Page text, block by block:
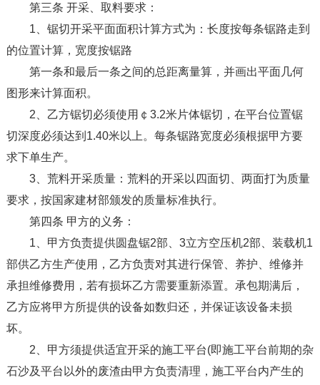
第三条 开采、取料要求：
1、锯切开采平面面积计算方式为：长度按每条锯路走到
的位置计算，宽度按锯路
第一条和最后一条之间的总距离量算，并画出平面几何
图形来计算面积。
2、乙方锯切必须使用￠3.2米片体锯切，在平台位置锯
切深度必须达到1.40米以上。每条锯路宽度必须根据甲方要
求下单生产。
3、荒料开采质量：荒料的开采以四面切、两面打为质量
要求，按国家建材部颁发的质量标准执行。
第四条 甲方的义务：
1、甲方负责提供圆盘锯2部、3立方空压机2部、装载机1
部供乙方生产使用，乙方负责对其进行保管、养护、维修并
承担维修费用，若有损坏乙方需要重新添置。承包期满后，
乙方应将甲方所提供的设备如数归还，并保证该设备未损
坏。
2、甲方须提供适宜开采的施工平台(即施工平台前期的杂
石沙及平台以外的废渣由甲方负责清理，施工平台内产生的